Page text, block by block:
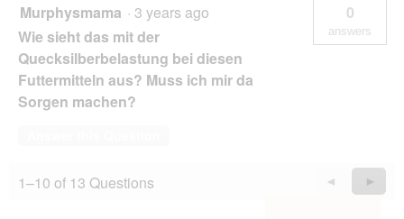
Murphysmama · 3 years ago
Wie sieht das mit der
Quecksilberbelastung bei diesen
Futtermitteln aus? Muss ich mir da
Sorgen machen?
0
answers
1–10 of 13 Questions
Previous
Questions
◄
Next
►